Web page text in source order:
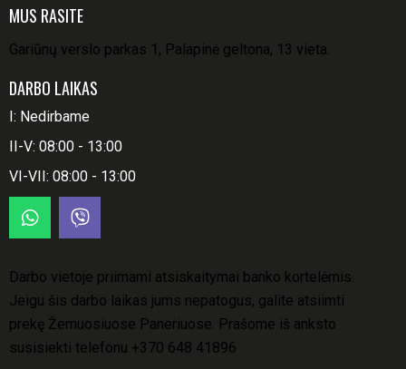
MUS RASITE
Gariūnų verslo parkas 1, Palapinė geltona, 13 vieta.
DARBO LAIKAS
I: Nedirbame
II-V: 08:00 - 13:00
VI-VII: 08:00 - 13:00
Darbo vietoje priimami atsiskaitymai banko kortelėmis.
Jeigu šis darbo laikas jums nepatogus, galite atsiimti
prekę Žemuosiuose Paneriuose. Prašome iš anksto
susisiekti telefonu +370 648 41896